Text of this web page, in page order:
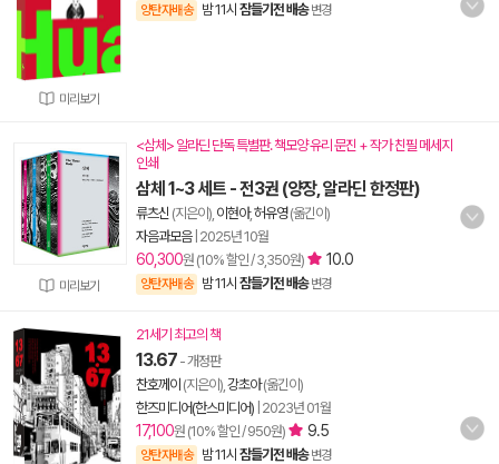
미리보기
양탄자배송 밤 11시 잠들기전 배송 변경
미리보기
<삼체> 알라딘 단독 특별판. 책모양 유리 문진 + 작가 친필 메세지
인쇄
삼체 1~3 세트 - 전3권 (양장, 알라딘 한정판)
류츠신 (지은이), 이현아,허유영(옮긴이)
자음과모음| 2025년 10월
60,300원 (10% 할인 / 3,350원) 10.0
양탄자배송 밤 11시 잠들기전 배송 변경
21세기 최고의 책
13.67 - 개정판
찬호께이 (지은이), 강초아(옮긴이)
한즈미디어(한스미디어) 2023년 01월
17,100원 (10% 할인 / 950원) 9.5
양탄자배송 밤 11시 잠들기전 배송 변경